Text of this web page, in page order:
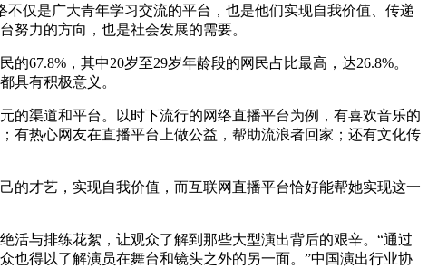
仅是广大青年学习交流的平台，也是他们实现自我价值、传递
努力的方向，也是社会发展的需要。
67.8%，其中20岁至29岁年龄段的网民占比最高，达26.8%。
具有积极意义。
的渠道和平台。以时下流行的网络直播平台为例，有喜欢音乐的
有热心网友在直播平台上做公益，帮助流浪者回家；还有文化传
的才艺，实现自我价值，而互联网直播平台恰好能帮她实现这一
活与排练花絮，让观众了解到那些大型演出背后的艰辛。“通过
也得以了解演员在舞台和镜头之外的另一面。”中国演出行业协